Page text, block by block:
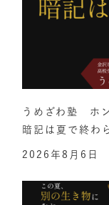
うめざわ塾 ホ
暗記は夏で終わ
2026年8月6日